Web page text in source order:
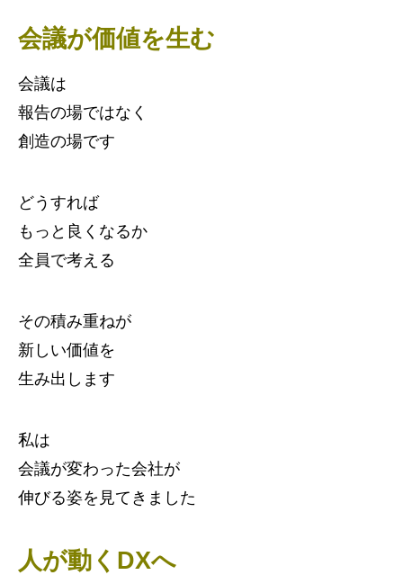
会議が価値を生む
会議は
報告の場ではなく
創造の場です
どうすれば
もっと良くなるか
全員で考える
その積み重ねが
新しい価値を
生み出します
私は
会議が変わった会社が
伸びる姿を見てきました
人が動くDXへ